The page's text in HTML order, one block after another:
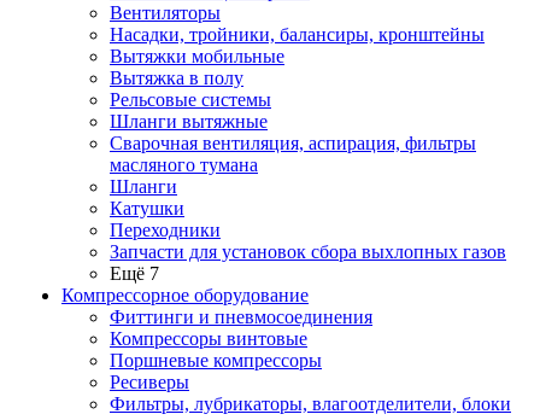
Вентиляторы
Насадки, тройники, балансиры, кронштейны
Вытяжки мобильные
Вытяжка в полу
Рельсовые системы
Шланги вытяжные
Сварочная вентиляция, аспирация, фильтры
масляного тумана
Шланги
Катушки
Переходники
Запчасти для установок сбора выхлопных газов
Ещё 7
Компрессорное оборудование
Фиттинги и пневмосоединения
Компрессоры винтовые
Поршневые компрессоры
Ресиверы
Фильтры, лубрикаторы, влагоотделители, блоки